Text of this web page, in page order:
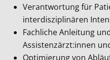
Verantwortung für
interdisziplinären
Fachliche Anleitung
Assistenzärzt:innen
Optimierung von